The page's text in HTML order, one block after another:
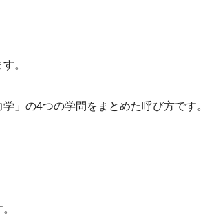
。
」の4つの学問をまとめた呼び方です。